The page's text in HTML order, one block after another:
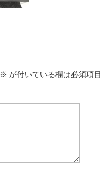
※ が付いている欄は必須項